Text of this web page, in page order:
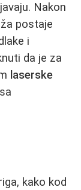
Nakon
postaje
i
da je za
laserske
kako kod